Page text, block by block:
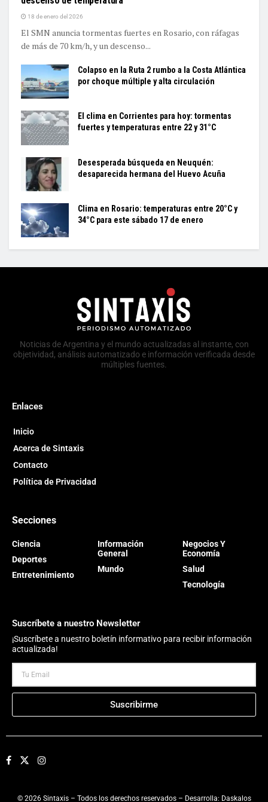
18 de enero del 2026
El SMN anuncia tormentas fuertes en Rosario, con ráfagas
de más de 70 km/h, y un descenso...
Colapso en la Ruta 2 rumbo a la Costa Atlántica
por choque múltiple y alta circulación
El clima en Corrientes para hoy: tormentas
fuertes y temperaturas entre 22 y 31°C
Desesperada búsqueda en Neuquén:
desaparecida hermana del Huevo Acuña
Clima en Rosario: temperaturas entre 20°C y
34°C para este sábado 17 de enero
Noticias de Argentina y el mundo actualizadas al instante, con
objetividad, análisis automatizado e información verificada desde
múltiples fuentes.
Enlaces
Inicio
Acerca de Sintaxis
Contacto
Política de Privacidad
Secciones
Ciencia
Deportes
Entretenimiento
Información
General
Mundo
Negocios Y
Economía
Salud
Tecnología
Suscríbete a nuestro Newsletter
¡Suscríbete a nuestro boletín informativo para recibir información
actualizada!
Suscribirme
© 2026 Sintaxis – Todos los derechos reservados – Desarrolla: Daskalos